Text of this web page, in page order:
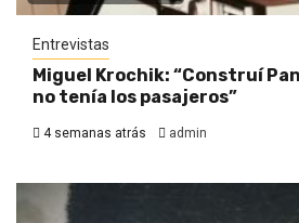
Entrevistas
Miguel Krochik: “Construí
no tenía los pasajeros”
4 semanas atrás admin